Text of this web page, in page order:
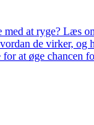
med at ryge? Læs
de virker, og
for at øge chancen